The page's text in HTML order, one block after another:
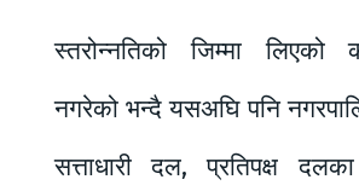
स्तरोन्नतिको जिम्मा लिएको
नगरेको भन्दै यसअघि पनि
सत्ताधारी दल, प्रतिपक्ष